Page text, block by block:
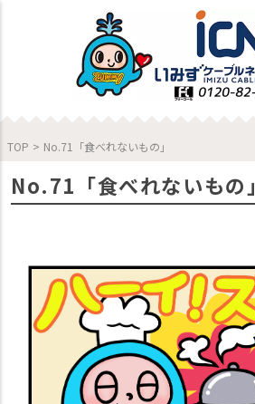
TOP > No.71「食べれないもの」
No.71「食べれないもの」